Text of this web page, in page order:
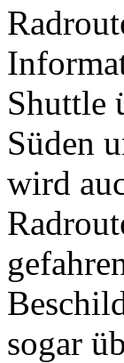
Shuttle
Süden
wird
sogar